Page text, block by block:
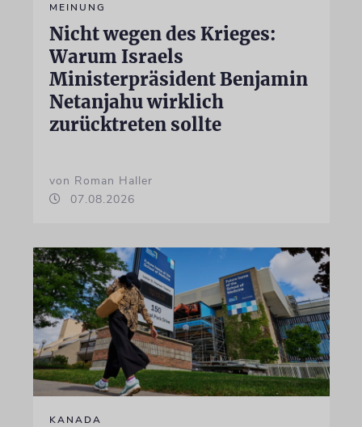
MEINUNG
Nicht wegen des Krieges:
Warum Israels
Ministerpräsident Benjamin
Netanjahu wirklich
zurücktreten sollte
von Roman Haller
07.08.2026
KANADA